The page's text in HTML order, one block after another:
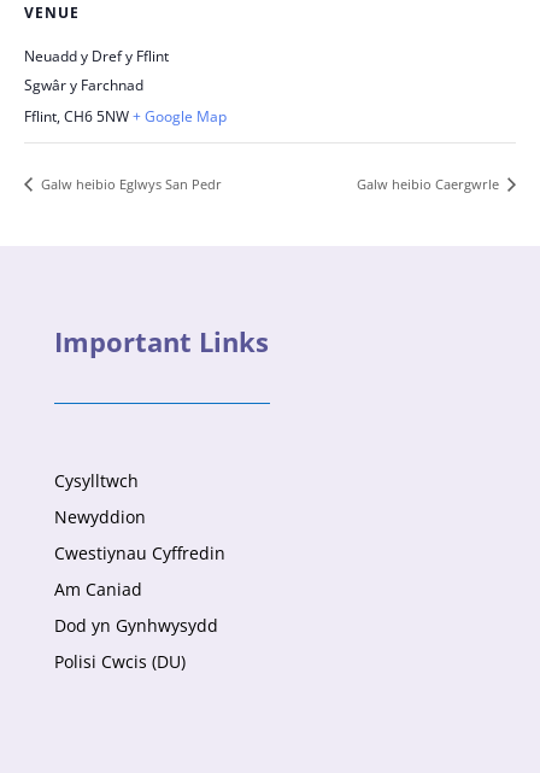
VENUE
Neuadd y Dref y Fflint
Sgwâr y Farchnad
Fflint,CH6 5NW+ Google Map
Galw heibio Eglwys San Pedr Galw heibio Caergwrle
Important Links
Cysylltwch
Newyddion
Cwestiynau Cyffredin
Am Caniad
Dod yn Gynhwysydd
Polisi Cwcis (DU)